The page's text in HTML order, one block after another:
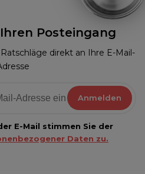
Posteingang
direkt an Ihre E-Mail-
Anmelden
E-Mail stimmen Sie der
Daten zu.